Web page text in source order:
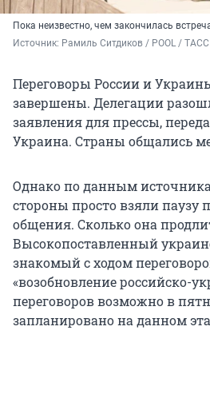
Пока неизвестно, чем закончилась
Источник: Рамиль Ситдиков / POOL / ТАСС
Переговоры России и
завершены. Делегации
заявления для прессы,
Украина. Страны общались
Однако по данным
стороны просто взяли паузу
общения. Сколько она
Высокопоставленный
знакомый с ходом
«возобновление российско-
переговоров возможно в
запланировано на данном